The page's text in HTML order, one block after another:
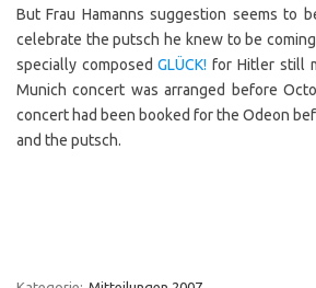
But Frau Hamanns suggestion seems to
celebrate the putsch he knew to be
specially composedGLÜCK! for Hitler still
Munich concert was arranged before
concert had been booked for the Odeon
and the putsch.